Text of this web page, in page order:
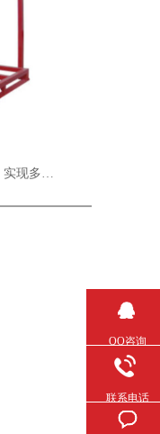
，实现多…
QQ咨询
联系电话